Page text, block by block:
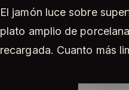
El jamón luce sobre
plato amplio de
recargada. Cuanto más